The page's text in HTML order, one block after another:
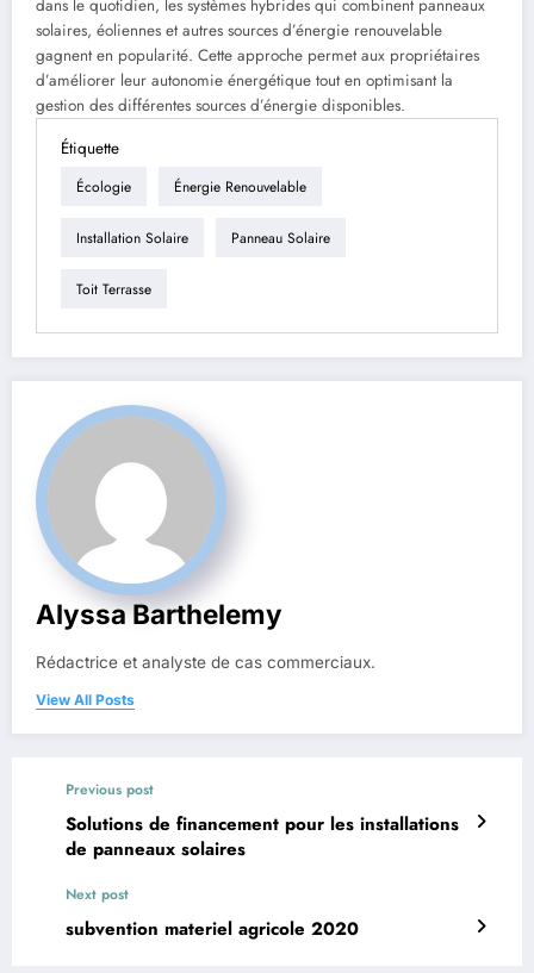
dans le quotidien, les systèmes hybrides qui combinent panneaux
solaires, éoliennes et autres sources d’énergie renouvelable
gagnent en popularité. Cette approche permet aux propriétaires
d’améliorer leur autonomie énergétique tout en optimisant la
gestion des différentes sources d’énergie disponibles.
Étiquette
Écologie Énergie Renouvelable
Installation Solaire Panneau Solaire
Toit Terrasse
Alyssa Barthelemy
Rédactrice et analyste de cas commerciaux.
View All Posts
Previous post
Solutions de financement pour les installations
de panneaux solaires
Next post
subvention materiel agricole 2020